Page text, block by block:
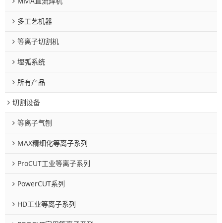
多工艺机器
等离子切割机
埋弧系统
所有产品
切割设备
等离子气刨
MAX精细化等离子系列
ProCUT工业等离子系列
PowerCUT系列
HD工业等离子系列